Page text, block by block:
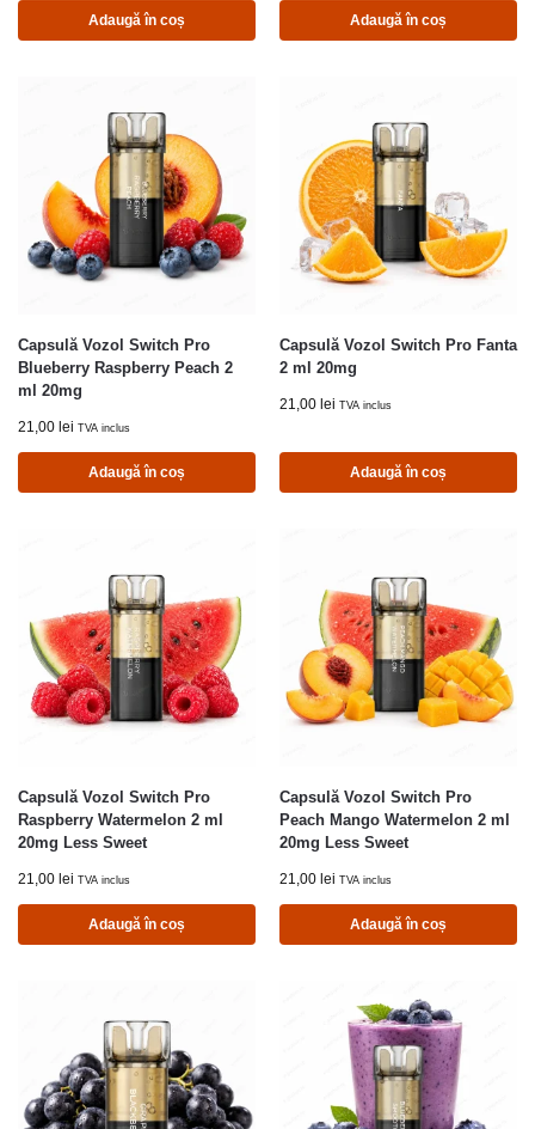
Adaugă în coș Adaugă în coș
Capsulă Vozol Switch Pro
Blueberry Raspberry Peach 2
ml 20mg
21,00 lei TVA inclus
Adaugă în coș
Capsulă Vozol Switch Pro Fanta
2 ml 20mg
21,00 lei TVA inclus
Adaugă în coș
Capsulă Vozol Switch Pro
Raspberry Watermelon 2 ml
20mg Less Sweet
21,00 lei TVA inclus
Adaugă în coș
Capsulă Vozol Switch Pro
Peach Mango Watermelon 2 ml
20mg Less Sweet
21,00 lei TVA inclus
Adaugă în coș